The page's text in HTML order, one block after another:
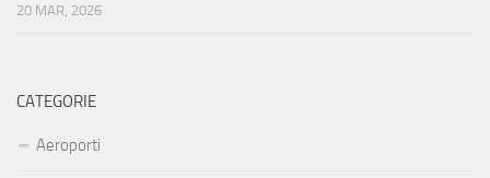
20 MAR, 2026
CATEGORIE
Aeroporti